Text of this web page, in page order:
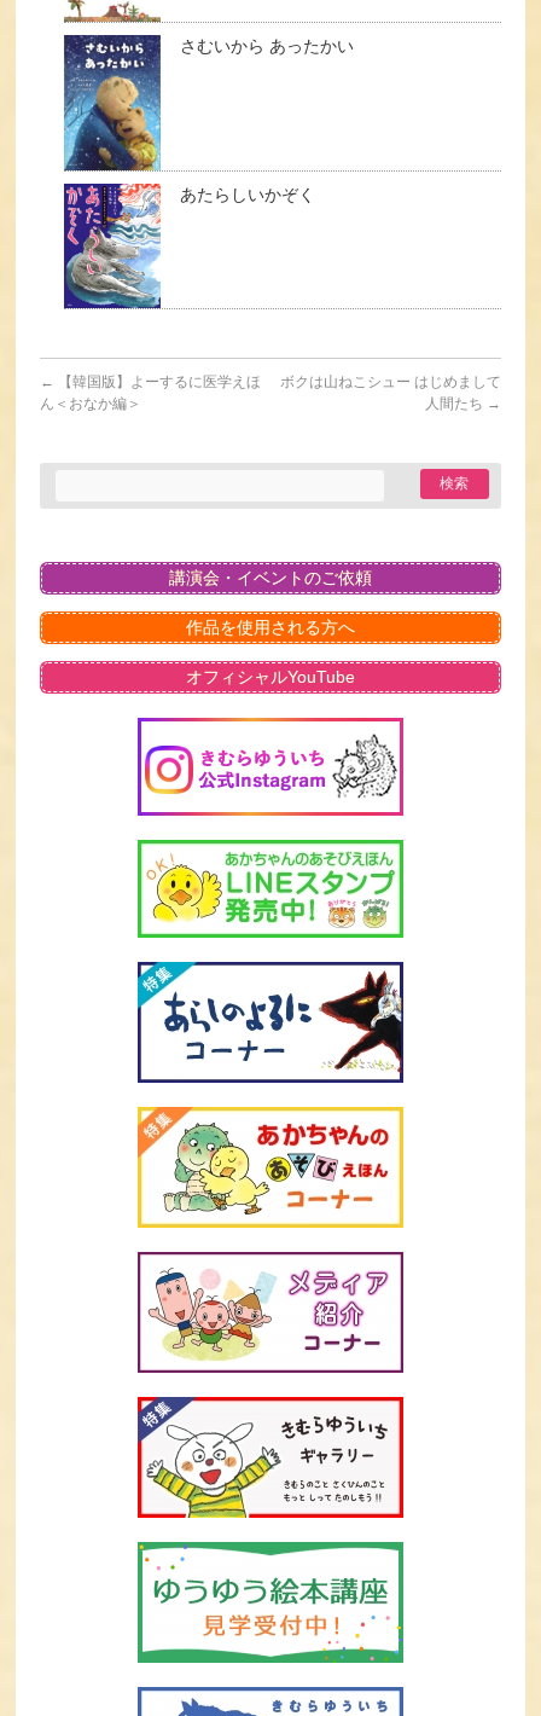
さむいから あったかい
あたらしいかぞく
←
【韓国版】よーするに医学えほ
ん＜おなか編＞
ボクは山ねこシュー はじめまして
人間たち →
講演会・イベントのご依頼
作品を使用される方へ
オフィシャルYouTube